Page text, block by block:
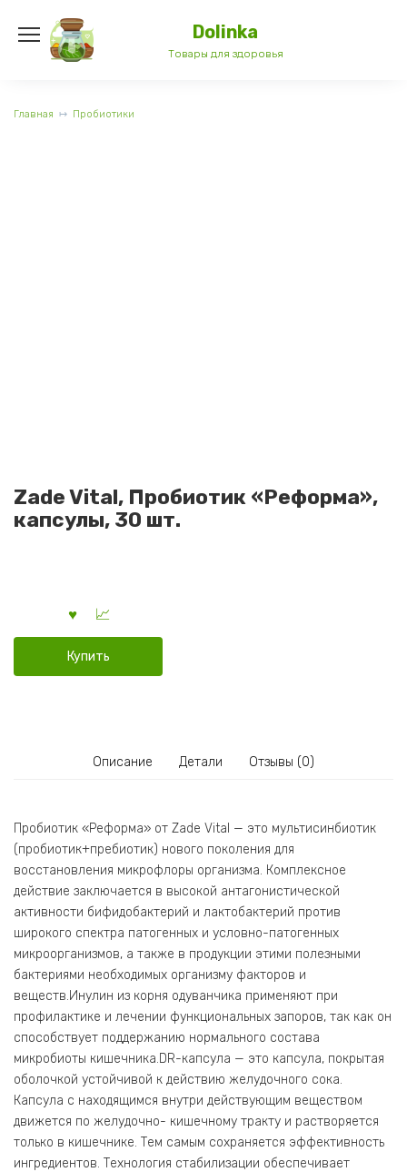
содержанию
Dolinka
Товары для здоровья
Главная Пробиотики
Zade Vital, Пробиотик «Реформа»,
капсулы, 30 шт.
Купить
Описание Детали Отзывы (0)
Пробиотик «Реформа» от Zade Vital — это мультисинбиотик
(пробиотик+пребиотик) нового поколения для
восстановления микрофлоры организма. Комплексное
действие заключается в высокой антагонистической
активности бифидобактерий и лактобактерий против
широкого спектра патогенных и условно-патогенных
микроорганизмов, а также в продукции этими полезными
бактериями необходимых организму факторов и
веществ.Инулин из корня одуванчика применяют при
профилактике и лечении функциональных запоров, так как он
способствует поддержанию нормального состава
микробиоты кишечника.DR-капсула — это капсула, покрытая
оболочкой устойчивой к действию желудочного сока.
Капсула с находящимся внутри действующим веществом
движется по желудочно- кишечному тракту и растворяется
только в кишечнике. Тем самым сохраняется эффективность
ингредиентов. Технология стабилизации обеспечивает